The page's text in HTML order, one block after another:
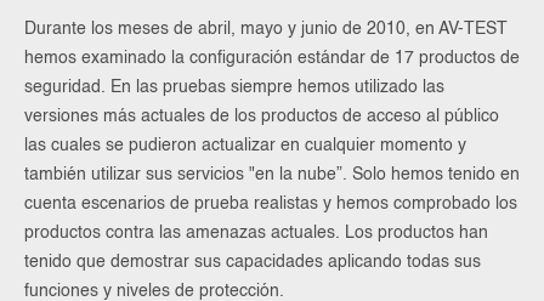
Durante los meses de abril, mayo y junio de 2010, en AV-TEST
hemos examinado la configuración estándar de 17 productos de
seguridad. En las pruebas siempre hemos utilizado las
versiones más actuales de los productos de acceso al público
las cuales se pudieron actualizar en cualquier momento y
también utilizar sus servicios "en la nube”. Solo hemos tenido en
cuenta escenarios de prueba realistas y hemos comprobado los
productos contra las amenazas actuales. Los productos han
tenido que demostrar sus capacidades aplicando todas sus
funciones y niveles de protección.